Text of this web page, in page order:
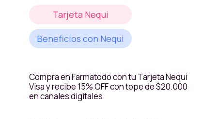
Tarjeta Nequi
Beneficios con Nequi
Compra en Farmatodo con tu Tarjeta Nequi
Visa y recibe 15% OFF con tope de $20.000
en canales digitales.